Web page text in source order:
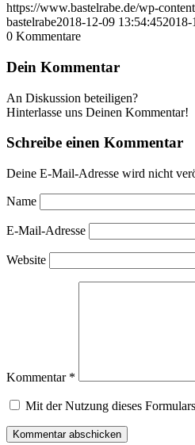
https://www.bastelrabe.de/wp-
bastelrabe2018-12-09 13:54:452018-
0 Kommentare
Dein Kommentar
An Diskussion beteiligen?
Hinterlasse uns Deinen Kommentar!
Schreibe einen Kommentar
Deine E-Mail-Adresse wird nicht
Name
E-Mail-Adresse
Website
Kommentar *
Mit der Nutzung dieses